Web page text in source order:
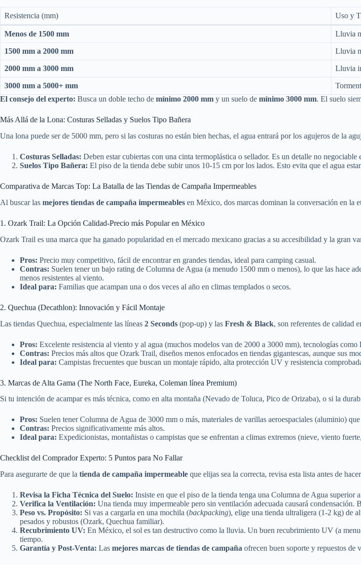
Resistencia (mm) Uso y
Menos de 1500 mm Lluvia
1500 mm a 2000 mm Lluvia
2000 mm a 3000 mm Lluvia
3000 mm a 5000+ mm
El consejo del experto: Busca un doble techo de mínimo 2000 mm y un suelo de mínimo 3000 mm. El suelo
Más Allá de la Lona: Costuras Selladas y Suelos Tipo Bañera
Una lona puede ser de 5000 mm, pero si las costuras no están bien hechas, el agua entrará por los agujeros de la
Costuras Selladas: Deben estar cubiertas con una cinta termoplástica o sellador. Es un detalle no negociable
Suelos Tipo Bañera: El piso de la tienda debe subir unos 10-15 cm por los lados. Esto evita que el agua
Comparativa de Marcas Top: La Batalla de las Tiendas de Campaña Impermeables
Al buscar las mejores tiendas de campaña impermeables en México, dos marcas dominan la conversación en la
1. Ozark Trail: La Opción Calidad-Precio más Popular en México
Ozark Trail es una marca que ha ganado popularidad en el mercado mexicano gracias a su accesibilidad y la gran
Pros: Precio muy competitivo, fácil de encontrar en grandes tiendas, ideal para camping casual.
Contras: Suelen tener un bajo rating de Columna de Agua (a menudo 1500 mm o menos), lo que las hace
menos resistentes al viento.
Ideal para: Familias que acampan una o dos veces al año en climas templados o secos.
2. Quechua (Decathlon): Innovación y Fácil Montaje
Las tiendas Quechua, especialmente las líneas 2 Seconds (pop-up) y las Fresh & Black, son referentes de calidad
Pros: Excelente resistencia al viento y al agua (muchos modelos van de 2000 a 3000 mm), tecnologías como
Contras: Precios más altos que Ozark Trail, diseños menos enfocados en tiendas gigantescas, aunque sus
Ideal para: Campistas frecuentes que buscan un montaje rápido, alta protección UV y resistencia
3. Marcas de Alta Gama (The North Face, Eureka, Coleman línea Premium)
Si tu intención de acampar es más técnica, como en alta montaña (Nevado de Toluca, Pico de Orizaba), o si la
Pros: Suelen tener Columna de Agua de 3000 mm o más, materiales de varillas aeroespaciales (aluminio)
Contras: Precios significativamente más altos.
Ideal para: Expedicionistas, montañistas o campistas que se enfrentan a climas extremos (nieve, viento
Checklist del Comprador Experto: 5 Puntos para No Fallar
Para asegurarte de que la tienda de campaña impermeable que elijas sea la correcta, revisa esta lista antes de
Revisa la Ficha Técnica del Suelo: Insiste en que el piso de la tienda tenga una Columna de Agua
Verifica la Ventilación: Una tienda muy impermeable pero sin ventilación adecuada causará condensación.
Peso vs. Propósito: Si vas a cargarla en una mochila (backpacking), elige una tienda ultraligera (1-2 kg) de
pesados y robustos (Ozark, Quechua familiar).
Recubrimiento UV: En México, el sol es tan destructivo como la lluvia. Un buen recubrimiento UV (a
tiempo.
Garantía y Post-Venta: Las mejores marcas de tiendas de campaña ofrecen buen soporte y repuestos de